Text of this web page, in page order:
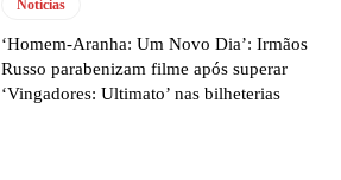
Notícias
‘Homem-Aranha: Um Novo Dia’: Irmãos
Russo parabenizam filme após superar
‘Vingadores: Ultimato’ nas bilheterias